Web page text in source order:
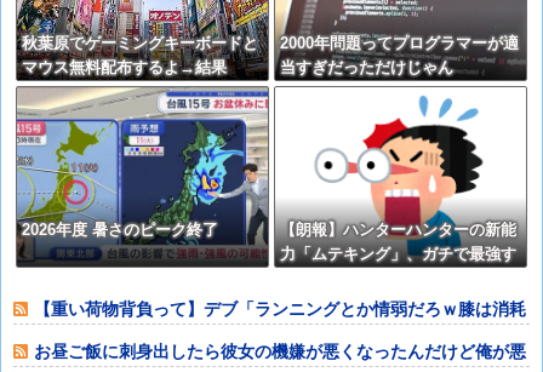
秋葉原でゲーミングキーボードと
マウス無料配布するよ→結果
2000年問題ってプログラマーが適
当すぎだっただけじゃん
2026年度 暑さのピーク終了
【朗報】ハンターハンターの新能
力「ムテキング」、ガチで最強す
ｗｗｗ
【重い荷物背負って】デブ「ランニングとか情弱だろｗ膝は消耗
品だぞ？（ﾆﾁ
お昼ご飯に刺身出したら彼女の機嫌が悪くなったんだけど俺が悪